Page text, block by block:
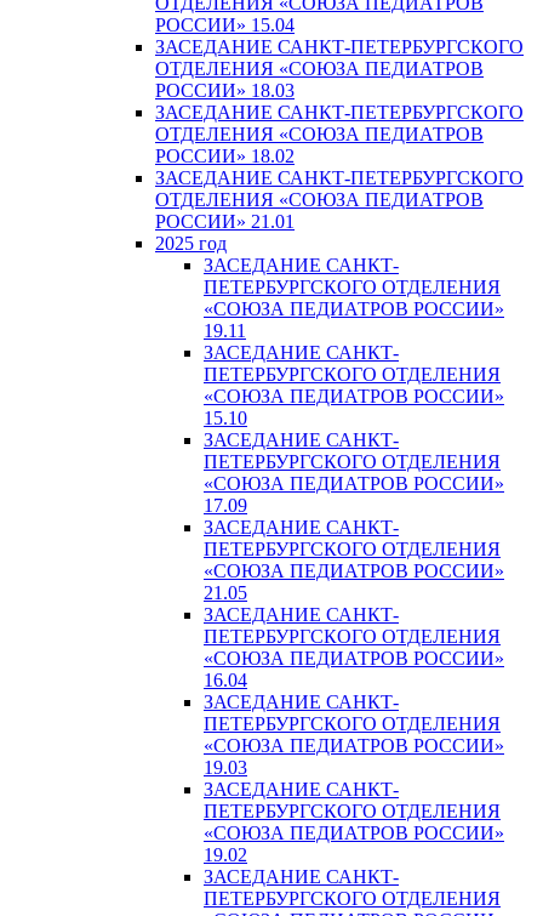
РОССИИ» 15.04
ЗАСЕДАНИЕ САНКТ-ПЕТЕРБУРГСКОГО
ОТДЕЛЕНИЯ «СОЮЗА ПЕДИАТРОВ
РОССИИ» 18.03
ЗАСЕДАНИЕ САНКТ-ПЕТЕРБУРГСКОГО
ОТДЕЛЕНИЯ «СОЮЗА ПЕДИАТРОВ
РОССИИ» 18.02
ЗАСЕДАНИЕ САНКТ-ПЕТЕРБУРГСКОГО
ОТДЕЛЕНИЯ «СОЮЗА ПЕДИАТРОВ
РОССИИ» 21.01
2025 год
ЗАСЕДАНИЕ САНКТ-
ПЕТЕРБУРГСКОГО ОТДЕЛЕНИЯ
«СОЮЗА ПЕДИАТРОВ РОССИИ»
19.11
ЗАСЕДАНИЕ САНКТ-
ПЕТЕРБУРГСКОГО ОТДЕЛЕНИЯ
«СОЮЗА ПЕДИАТРОВ РОССИИ»
15.10
ЗАСЕДАНИЕ САНКТ-
ПЕТЕРБУРГСКОГО ОТДЕЛЕНИЯ
«СОЮЗА ПЕДИАТРОВ РОССИИ»
17.09
ЗАСЕДАНИЕ САНКТ-
ПЕТЕРБУРГСКОГО ОТДЕЛЕНИЯ
«СОЮЗА ПЕДИАТРОВ РОССИИ»
21.05
ЗАСЕДАНИЕ САНКТ-
ПЕТЕРБУРГСКОГО ОТДЕЛЕНИЯ
«СОЮЗА ПЕДИАТРОВ РОССИИ»
16.04
ЗАСЕДАНИЕ САНКТ-
ПЕТЕРБУРГСКОГО ОТДЕЛЕНИЯ
«СОЮЗА ПЕДИАТРОВ РОССИИ»
19.03
ЗАСЕДАНИЕ САНКТ-
ПЕТЕРБУРГСКОГО ОТДЕЛЕНИЯ
«СОЮЗА ПЕДИАТРОВ РОССИИ»
19.02
ЗАСЕДАНИЕ САНКТ-
ПЕТЕРБУРГСКОГО ОТДЕЛЕНИЯ